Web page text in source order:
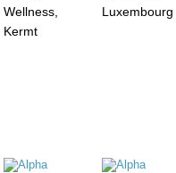
Wellness,
Kermt
Luxembourg